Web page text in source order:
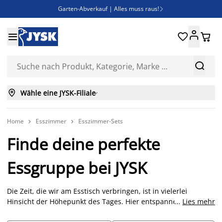
Garten-Abverkauf | Alles muss raus! 
Bist du Unternehmer? Entdecke JYSK-B2B
Esszimmerstuhl ADSLEV um nur 40€


 
 Wähle eine JYSK-Filiale
Home  Esszimmer  Esszimmer-Sets
Finde deine perfekte
Essgruppe bei JYSK
Die Zeit, die wir am Esstisch verbringen, ist in vielerlei
Hinsicht der Höhepunkt des Tages. Hier entspannen wir uns
... Lies mehr